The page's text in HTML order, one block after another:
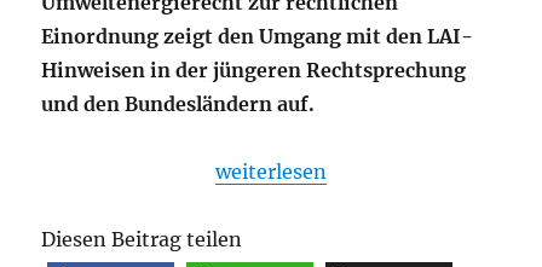
Einordnung zeigt den Umgang mit den LAI-
Hinweisen in der jüngeren Rechtsprechung
und den Bundesländern auf.
„Stiftung Umweltenergierecht:
weiterlesen
Diesen Beitrag teilen